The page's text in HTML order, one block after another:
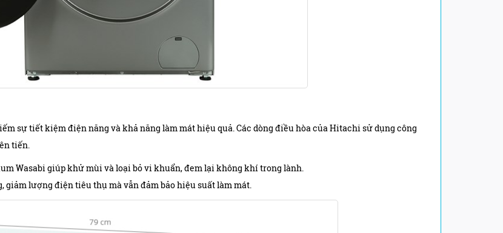
sự tiết kiệm điện năng và khả năng làm mát hiệu quả. Các dòng điều hòa của Hitachi sử dụng công
tiến.
Wasabi giúp khử mùi và loại bỏ vi khuẩn, đem lại không khí trong lành.
giảm lượng điện tiêu thụ mà vẫn đảm bảo hiệu suất làm mát.